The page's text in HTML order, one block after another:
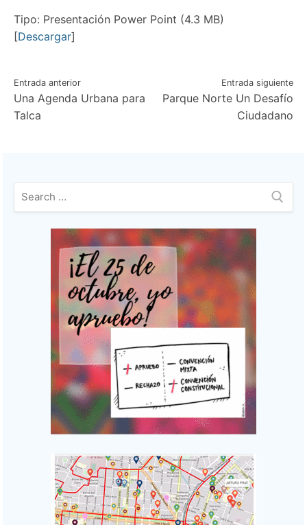
Tipo: Presentación Power Point (4.3 MB)
[Descargar]
Navegación
de
Entrada anterior
Una Agenda Urbana para
Talca
Entrada siguiente
Parque Norte Un Desafío
Ciudadano